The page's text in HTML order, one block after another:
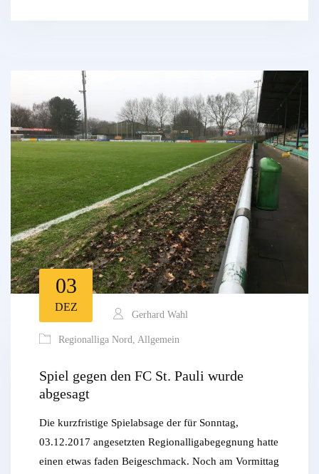
03
DEZ
Gerhard Wahl
Regionalliga Nord, Allgemein
Spiel gegen den FC St. Pauli wurde
abgesagt
Die kurzfristige Spielabsage der für Sonntag,
03.12.2017 angesetzten Regionalligabegegnung hatte
einen etwas faden Beigeschmack. Noch am Vormittag